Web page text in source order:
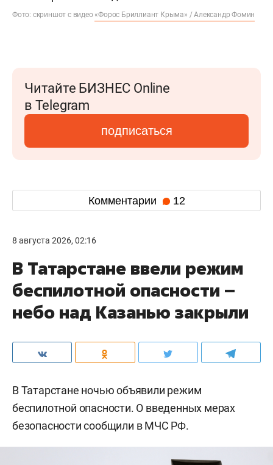
Фото: скриншот с видео«Форос Бриллиант Крыма» / Александр Фомин
Читайте БИЗНЕС Online
в Telegram
подписаться
Комментарии 12
8 августа 2026, 02:16
В Татарстане ввели режим
беспилотной опасности –
небо над Казанью закрыли
В Татарстане ночью объявили режим
беспилотной опасности. О введенных мерах
безопасности сообщили в МЧС РФ.